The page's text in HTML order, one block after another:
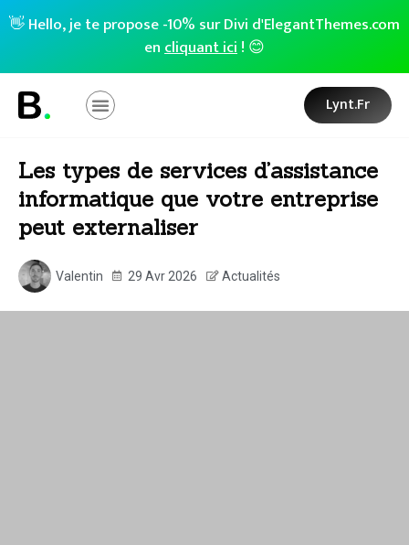
👋 Hello, je te propose -10% sur Divi d'ElegantThemes.com
encliquant ici! 😊
Lynt.fr
Les types de services d’assistance
informatique que votre entreprise
peut externaliser
Valentin 29 Avr 2026 Actualités